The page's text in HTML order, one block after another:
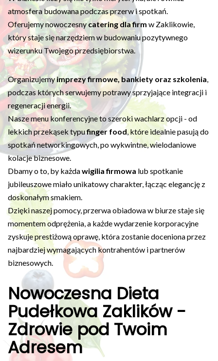
atmosfera budowana podczas przerw i spotkań.
Oferujemy nowoczesnycatering dla firm w Zaklikowie,
który staje się narzędziem w budowaniu pozytywnego
wizerunku Twojego przedsiębiorstwa.
Organizujemyimprezy firmowe, bankiety oraz szkolenia,
podczas których serwujemy potrawy sprzyjające integracji i
regeneracji energii.
Nasze menu konferencyjne to szeroki wachlarz opcji - od
lekkich przekąsek typufinger food, które idealnie pasują do
spotkań networkingowych, po wykwintne, wielodaniowe
kolacje biznesowe.
Dbamy o to, by każdawigilia firmowa lub spotkanie
jubileuszowe miało unikatowy charakter, łącząc elegancję z
doskonałym smakiem.
Dzięki naszej pomocy, przerwa obiadowa w biurze staje się
momentem odprężenia, a każde wydarzenie korporacyjne
zyskuje prestiżową oprawę, która zostanie doceniona przez
najbardziej wymagających kontrahentów i partnerów
biznesowych.
Nowoczesna Dieta
Pudełkowa Zaklików -
Zdrowie pod Twoim
Adresem